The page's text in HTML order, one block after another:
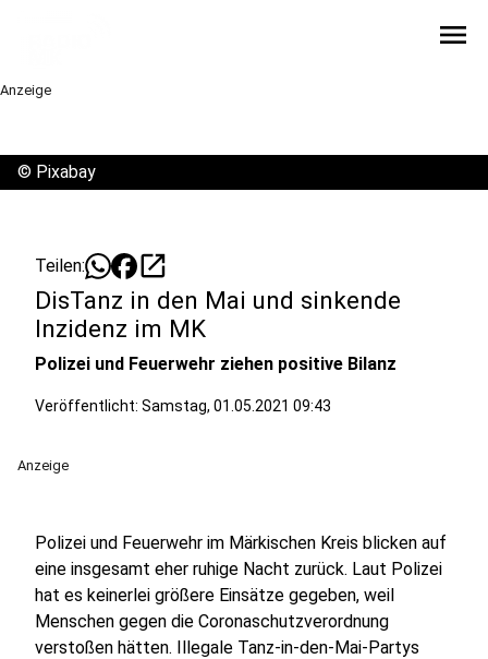
menu
Anzeige
© Pixabay
Teilen: open_in_new
DisTanz in den Mai und sinkende
Inzidenz im MK
Polizei und Feuerwehr ziehen positive Bilanz
Veröffentlicht: Samstag, 01.05.2021 09:43
Anzeige
Polizei und Feuerwehr im Märkischen Kreis blicken auf
eine insgesamt eher ruhige Nacht zurück. Laut Polizei
hat es keinerlei größere Einsätze gegeben, weil
Menschen gegen die Coronaschutzverordnung
verstoßen hätten. Illegale Tanz-in-den-Mai-Partys